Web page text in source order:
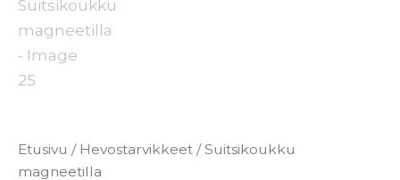
Etusivu / Hevostarvikkeet / Suitsikoukku
magneetilla